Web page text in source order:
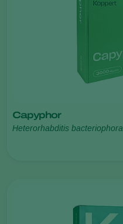
Capyphor
Heterorhabditis bacteriophora